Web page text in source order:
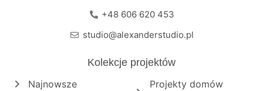
+48 606 620 453
studio@alexanderstudio.pl
Kolekcje projektów
Najnowsze
Projekty domów